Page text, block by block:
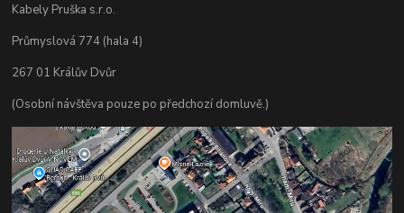
Kabely Pruška s.r.o.
Průmyslová 774 (hala 4)
267 01 Králův Dvůr
(Osobní návštěva pouze po předchozí domluvě.)